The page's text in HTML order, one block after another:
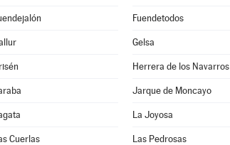
Fuendetodos
Gelsa
Herrera de los Navarros
Jarque de Moncayo
La Joyosa
Cuerlas Las Pedrosas